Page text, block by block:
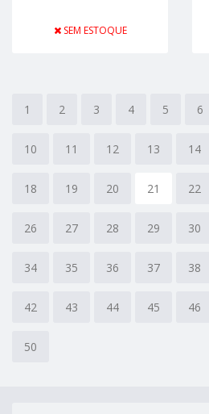
SEM ESTOQUE
1 2 3 4 5 6
10 11 12 13 14
18 19 20 21 22
26 27 28 29 30
34 35 36 37 38
42 43 44 45 46
50